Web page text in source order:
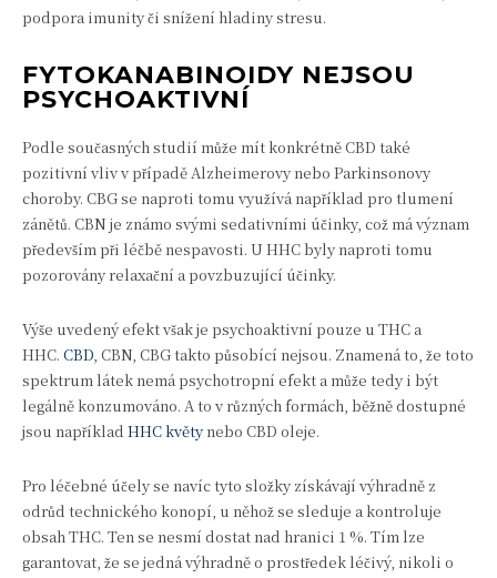
podpora imunity či snížení hladiny stresu.
FYTOKANABINOIDY NEJSOU
PSYCHOAKTIVNÍ
Podle současných studií může mít konkrétně CBD také
pozitivní vliv v případě Alzheimerovy nebo Parkinsonovy
choroby. CBG se naproti tomu využívá například pro tlumení
zánětů. CBN je známo svými sedativními účinky, což má význam
především při léčbě nespavosti. U HHC byly naproti tomu
pozorovány relaxační a povzbuzující účinky.
Výše uvedený efekt však je psychoaktivní pouze u THC a
HHC. CBD, CBN, CBG takto působící nejsou. Znamená to, že toto
spektrum látek nemá psychotropní efekt a může tedy i být
legálně konzumováno. A to v různých formách, běžně dostupné
jsou například HHC květynebo CBD oleje.
Pro léčebné účely se navíc tyto složky získávají výhradně z
odrůd technického konopí, u něhož se sleduje a kontroluje
obsah THC. Ten se nesmí dostat nad hranici 1 %. Tím lze
garantovat, že se jedná výhradně o prostředek léčivý, nikoli o